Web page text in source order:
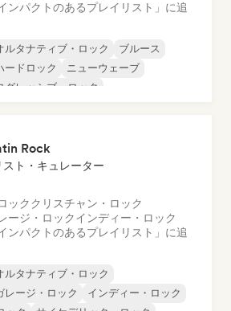
ンパクトのあるプレイリスト」に追
ルタナティブ・ロック
ブルース
ードロック
ニューウェーブ
グレッシブ・ロック
Rock
スト・キュレーター
ッククリスチャン・ロック
ージ・ロックインディー・ロック
ンパクトのあるプレイリスト」に追
ルタナティブ・ロック
レージ・ロック
インディー・ロック